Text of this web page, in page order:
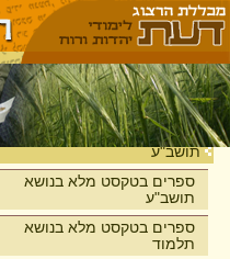
בית
תושב"ע
ספרים בטקסט מלא בנושא
תושב"ע
ספרים בטקסט מלא בנושא
תלמוד